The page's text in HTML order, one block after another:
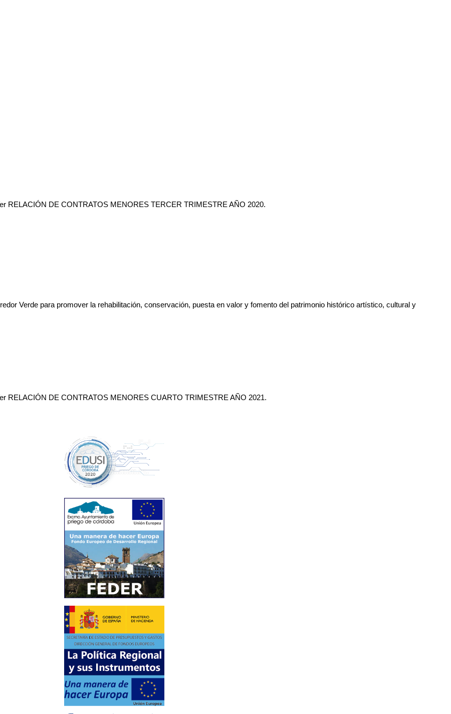
RELACIÓN DE CONTRATOS MENORES TERCER TRIMESTRE AÑO 2020.
Verde para promover la rehabilitación, conservación, puesta en valor y fomento del patrimonio histórico artístico, cultural y
RELACIÓN DE CONTRATOS MENORES CUARTO TRIMESTRE AÑO 2021.